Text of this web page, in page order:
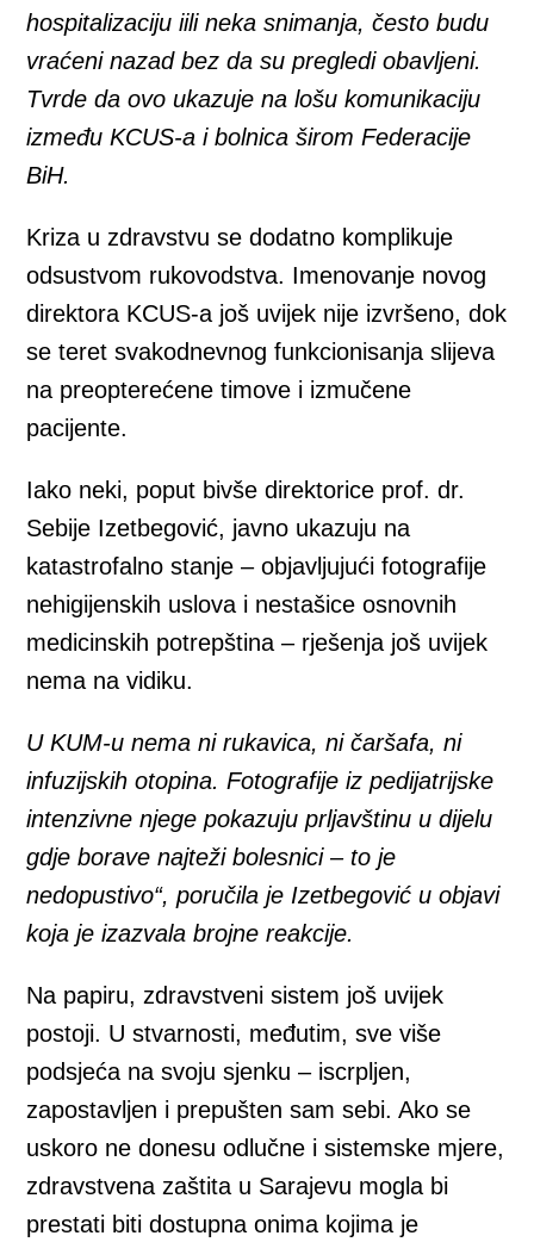
hospitalizaciju iili neka snimanja, često budu
vraćeni nazad bez da su pregledi obavljeni.
Tvrde da ovo ukazuje na lošu komunikaciju
između KCUS-a i bolnica širom Federacije
BiH.
Kriza u zdravstvu se dodatno komplikuje
odsustvom rukovodstva. Imenovanje novog
direktora KCUS-a još uvijek nije izvršeno, dok
se teret svakodnevnog funkcionisanja slijeva
na preopterećene timove i izmučene
pacijente.
Iako neki, poput bivše direktorice prof. dr.
Sebije Izetbegović, javno ukazuju na
katastrofalno stanje – objavljujući fotografije
nehigijenskih uslova i nestašice osnovnih
medicinskih potrepština – rješenja još uvijek
nema na vidiku.
U KUM-u nema ni rukavica, ni čaršafa, ni
infuzijskih otopina. Fotografije iz pedijatrijske
intenzivne njege pokazuju prljavštinu u dijelu
gdje borave najteži bolesnici – to je
nedopustivo“, poručila je Izetbegović u objavi
koja je izazvala brojne reakcije.
Na papiru, zdravstveni sistem još uvijek
postoji. U stvarnosti, međutim, sve više
podsjeća na svoju sjenku – iscrpljen,
zapostavljen i prepušten sam sebi. Ako se
uskoro ne donesu odlučne i sistemske mjere,
zdravstvena zaštita u Sarajevu mogla bi
prestati biti dostupna onima kojima je